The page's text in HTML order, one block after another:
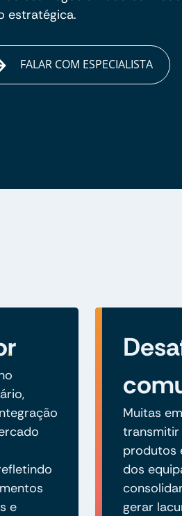
estratégica.
FALAR COM ESPECIALISTA
e
Muitas
transmitir
produtos
dos
gerar